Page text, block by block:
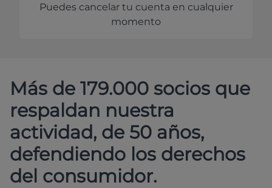
Puedes cancelar tu cuenta en cualquier
momento
Más de 179.000 socios que
respaldan nuestra
actividad, de 50 años,
defendiendo los derechos
del consumidor.